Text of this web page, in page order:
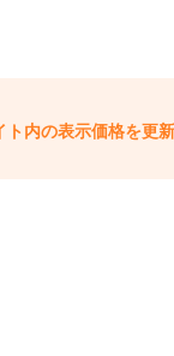
内の表示価格を更新